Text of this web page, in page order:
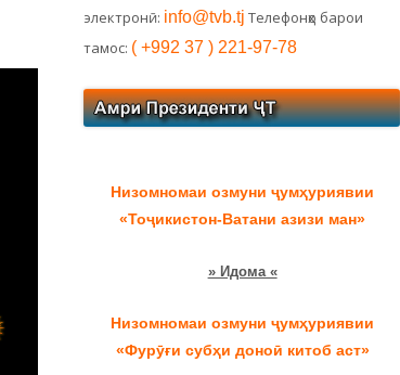
электронӣ: info@tvb.tj Телефонҳо барои
тамос: ( +992 37 ) 221-97-78
Низомномаи озмуни ҷумҳуриявии
«Тоҷикистон-Ватани азизи ман»
» Идома «
Низомномаи озмуни ҷумҳуриявии
«Фурӯғи субҳи доноӣ китоб аст»